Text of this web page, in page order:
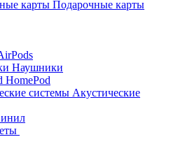
Подарочные карты
Наушники
HomePod
Акустические